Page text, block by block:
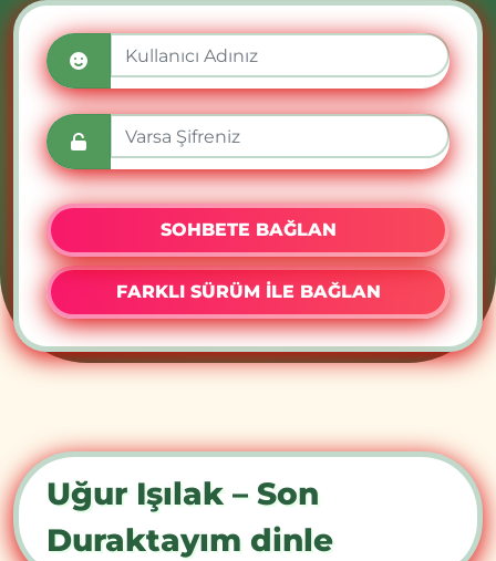
SOHBETE BAĞLAN
FARKLI SÜRÜM İLE BAĞLAN
Uğur Işılak – Son
Duraktayım dinle